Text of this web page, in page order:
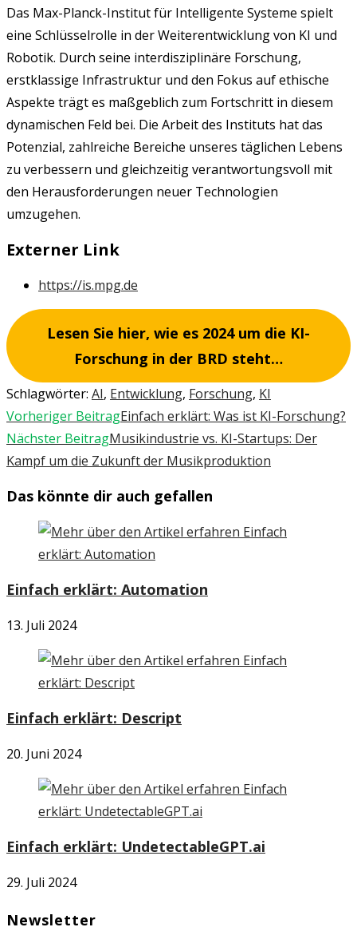
Das Max-Planck-Institut für Intelligente Systeme spielt
eine Schlüsselrolle in der Weiterentwicklung von KI und
Robotik. Durch seine interdisziplinäre Forschung,
erstklassige Infrastruktur und den Fokus auf ethische
Aspekte trägt es maßgeblich zum Fortschritt in diesem
dynamischen Feld bei. Die Arbeit des Instituts hat das
Potenzial, zahlreiche Bereiche unseres täglichen Lebens
zu verbessern und gleichzeitig verantwortungsvoll mit
den Herausforderungen neuer Technologien
umzugehen.
Externer Link
https://is.mpg.de
Lesen Sie hier, wie es 2024 um die KI-
Forschung in der BRD steht…
Schlagwörter: AI, Entwicklung, Forschung, KI
Weitere
Artikel
ansehen
Vorheriger BeitragEinfach erklärt: Was ist KI-Forschung?
Nächster BeitragMusikindustrie vs. KI-Startups: Der
Kampf um die Zukunft der Musikproduktion
Das könnte dir auch gefallen
Einfach erklärt: Automation
13. Juli 2024
Einfach erklärt: Descript
20. Juni 2024
Einfach erklärt: UndetectableGPT.ai
29. Juli 2024
Newsletter